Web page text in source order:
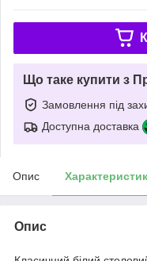
Що таке купити з
Замовлення під
Доступна доставка
Опис
Опис